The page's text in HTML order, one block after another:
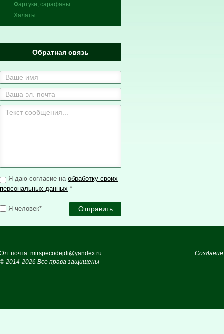
Фартуки, сарафаны
Халаты
Обратная связь
Я даю согласие на обработку своих
персональных данных *
Я человек*
Эл. почта: mirspecodejdi@yandex.ru
© 2014-2026 Все права защищены